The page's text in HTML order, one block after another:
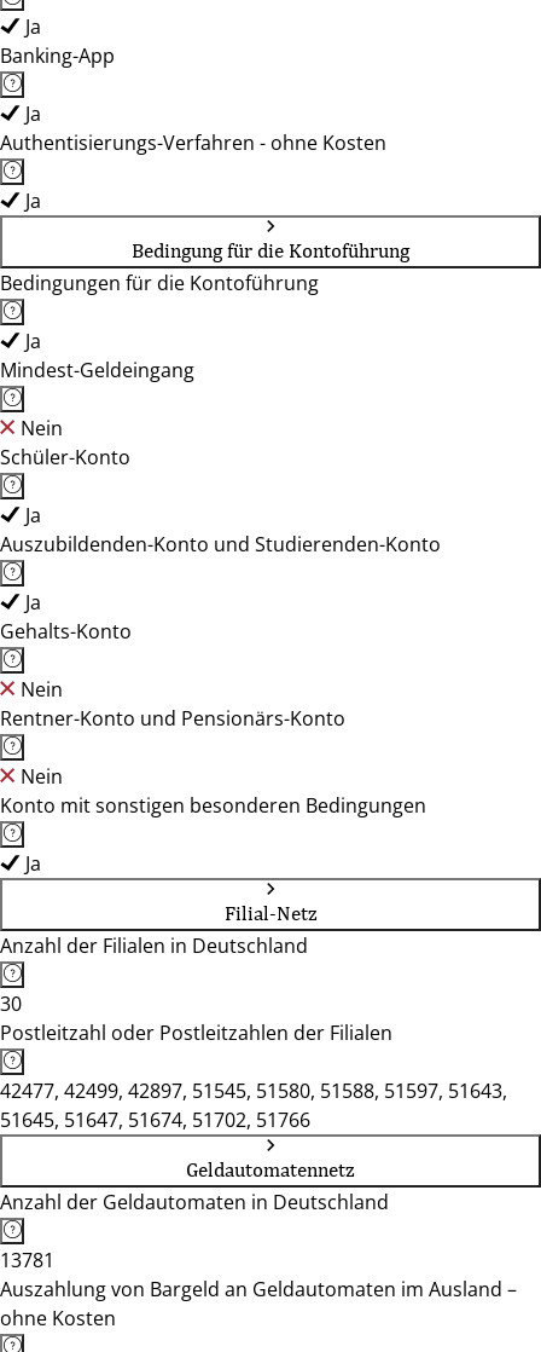
Ja
Banking-App
Ja
Authentisierungs-Verfahren - ohne Kosten
Ja
Bedingung für die Kontoführung
Bedingungen für die Kontoführung
Ja
Mindest-Geldeingang
Nein
Schüler-Konto
Ja
Auszubildenden-Konto und Studierenden-Konto
Ja
Gehalts-Konto
Nein
Rentner-Konto und Pensionärs-Konto
Nein
Konto mit sonstigen besonderen Bedingungen
Ja
Filial-Netz
Anzahl der Filialen in Deutschland
30
Postleitzahl oder Postleitzahlen der Filialen
42477, 42499, 42897, 51545, 51580, 51588, 51597, 51643,
51645, 51647, 51674, 51702, 51766
Geldautomatennetz
Anzahl der Geldautomaten in Deutschland
13781
Auszahlung von Bargeld an Geldautomaten im Ausland –
ohne Kosten